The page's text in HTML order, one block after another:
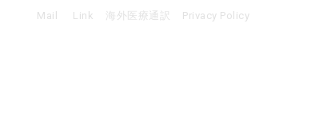
Mail Link 海外医療通訳 Privacy Policy